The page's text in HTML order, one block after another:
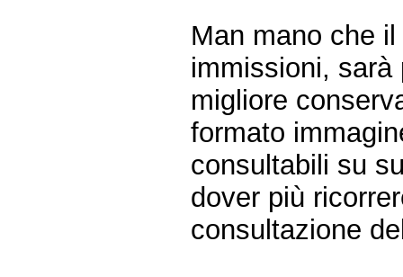
Man mano che
immissioni,
migliore
formato
consultabili su
dover più
consultazione